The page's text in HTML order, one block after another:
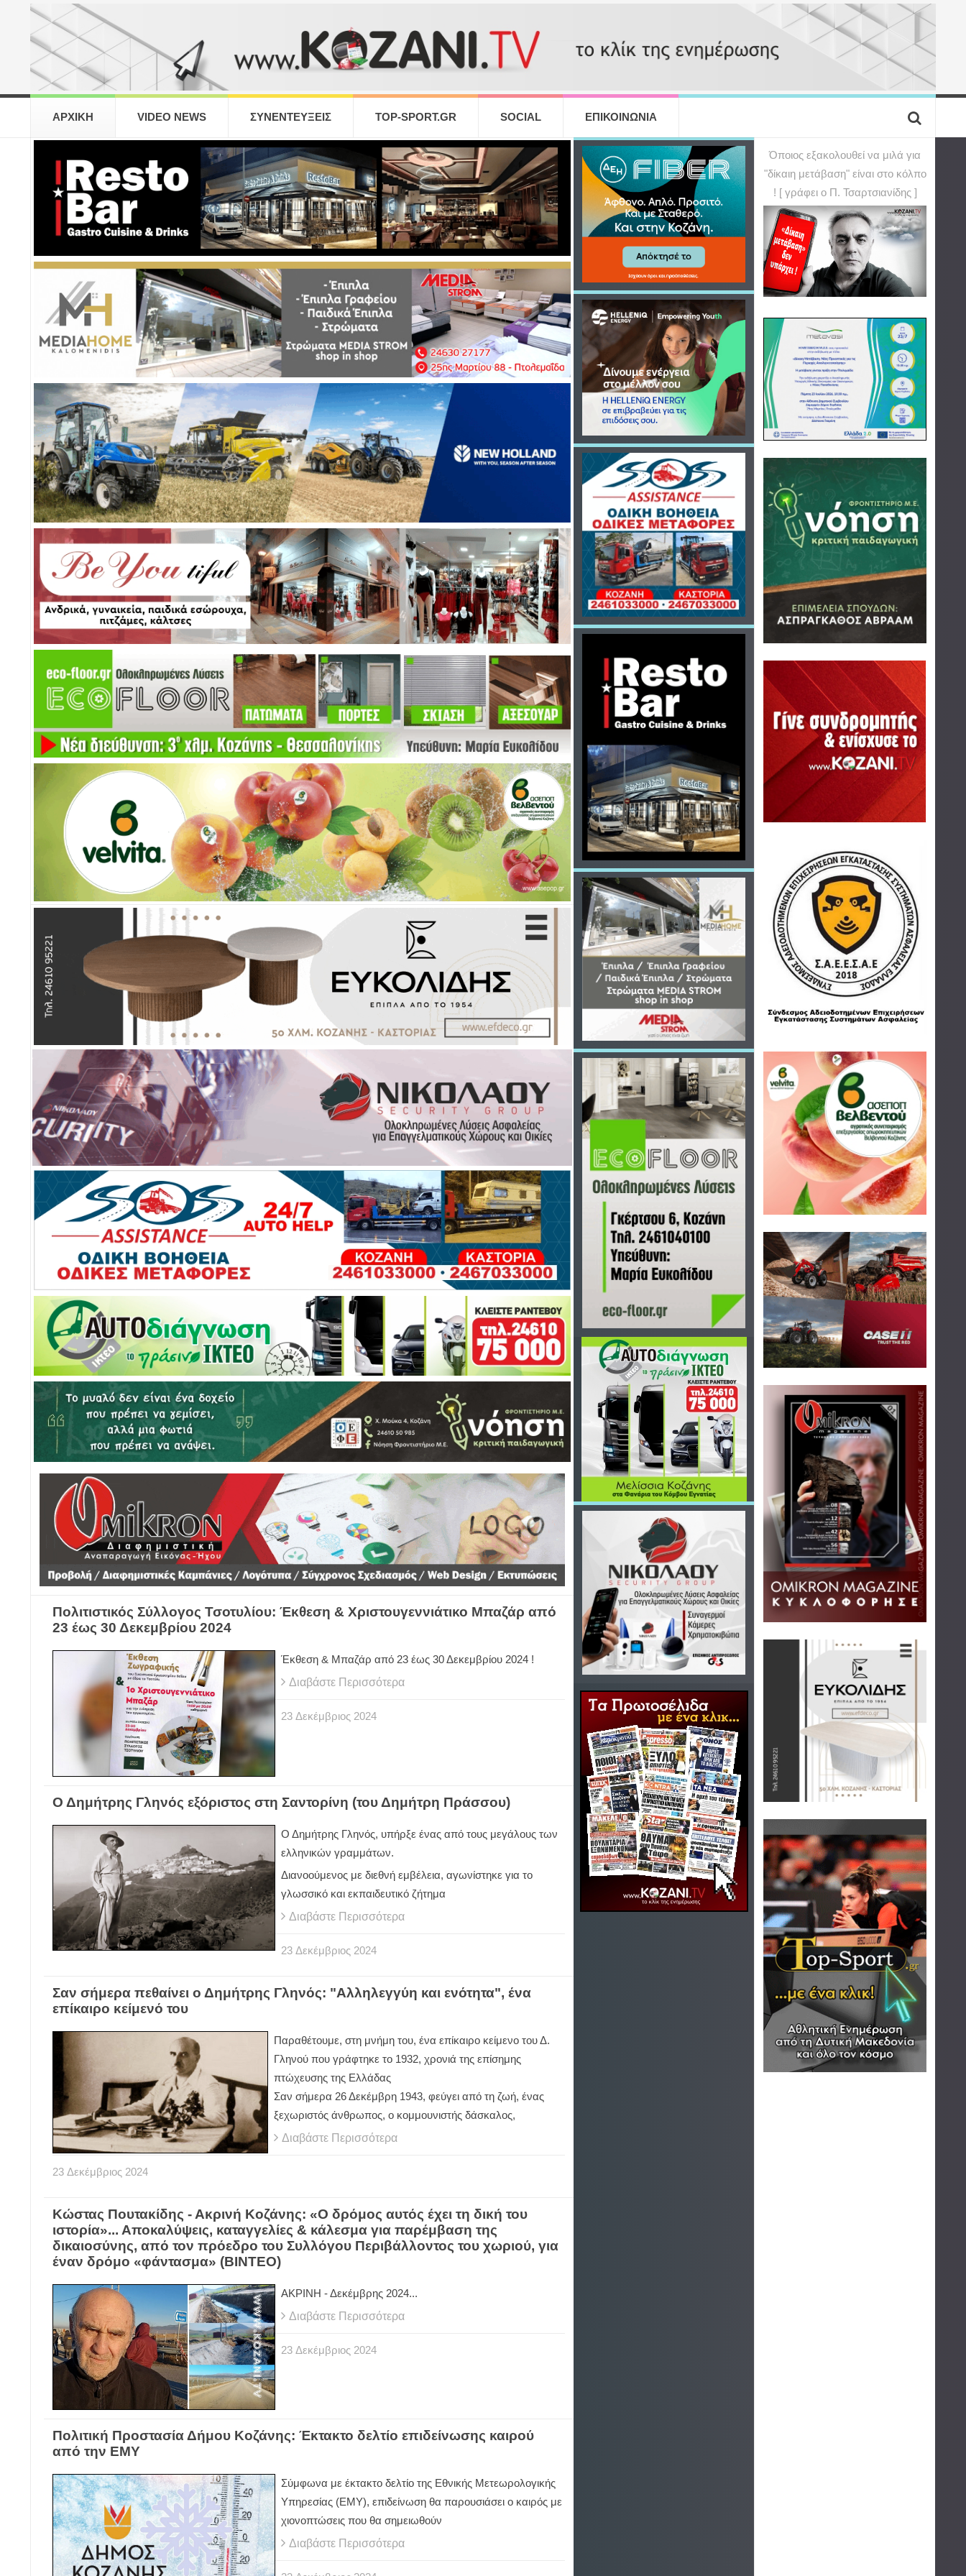
ΑΡΧΙΚΗ VIDEO NEWS ΣΥΝΕΝΤΕΥΞΕΙΣ TOP-SPORT.GR SOCIAL ΕΠΙΚΟΙΝΩΝΙΑ
Πολιτιστικός Σύλλογος Τσοτυλίου: Έκθεση & Χριστουγεννιάτικο Μπαζάρ από
23 έως 30 Δεκεμβρίου 2024
Έκθεση & Μπαζάρ από 23 έως 30 Δεκεμβρίου 2024 !
Διαβάστε Περισσότερα
23 Δεκέμβριος 2024
Ο Δημήτρης Γληνός εξόριστος στη Σαντορίνη (του Δημήτρη Πράσσου)
Ο Δημήτρης Γληνός, υπήρξε ένας από τους μεγάλους των
ελληνικών γραμμάτων.
Διανοούμενος με διεθνή εμβέλεια, αγωνίστηκε για το
γλωσσικό και εκπαιδευτικό ζήτημα
Διαβάστε Περισσότερα
23 Δεκέμβριος 2024
Σαν σήμερα πεθαίνει ο Δημήτρης Γληνός: "Αλληλεγγύη και ενότητα", ένα
επίκαιρο κείμενό του
Παραθέτουμε, στη μνήμη του, ένα επίκαιρο κείμενο του Δ.
Γληνού που γράφτηκε το 1932, χρονιά της επίσημης
πτώχευσης της Ελλάδας
Σαν σήμερα 26 Δεκέμβρη 1943, φεύγει από τη ζωή, ένας
ξεχωριστός άνθρωπος, ο κομμουνιστής δάσκαλος,
Διαβάστε Περισσότερα
23 Δεκέμβριος 2024
Κώστας Πουτακίδης - Ακρινή Κοζάνης: «Ο δρόμος αυτός έχει τη δική του
ιστορία»... Αποκαλύψεις, καταγγελίες & κάλεσμα για παρέμβαση της
δικαιοσύνης, από τον πρόεδρο του Συλλόγου Περιβάλλοντος του χωριού, για
έναν δρόμο «φάντασμα» (ΒΙΝΤΕΟ)
ΑΚΡΙΝΗ - Δεκέμβρης 2024...
Διαβάστε Περισσότερα
23 Δεκέμβριος 2024
Πολιτική Προστασία Δήμου Κοζάνης: Έκτακτο δελτίο επιδείνωσης καιρού
από την ΕΜΥ
Σύμφωνα με έκτακτο δελτίο της Εθνικής Μετεωρολογικής
Υπηρεσίας (ΕΜΥ), επιδείνωση θα παρουσιάσει ο καιρός με
χιονοπτώσεις που θα σημειωθούν
Διαβάστε Περισσότερα
Όποιος εξακολουθεί να μιλά για
"δίκαιη μετάβαση" είναι στο κόλπο
! [ γράφει ο Π. Τσαρτσιανίδης ]